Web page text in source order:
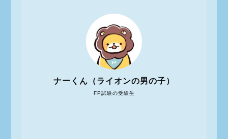
FP試験の受験生
ナーくん（ライオンの男の子）